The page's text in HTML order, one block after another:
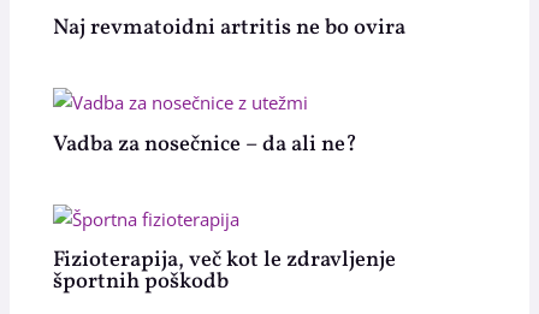
Naj revmatoidni artritis ne bo ovira
Vadba za nosečnice – da ali ne?
Fizioterapija, več kot le zdravljenje
športnih poškodb